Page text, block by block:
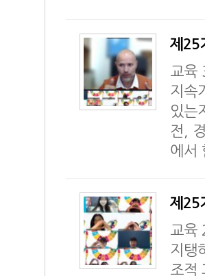
제25
교육
지속
있는
전,
에서
제25
교육
지탱
조적